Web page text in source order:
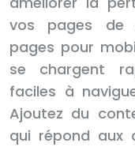
vos pages de
pages pour
se chargent
faciles à
Ajoutez du
qui répond aux